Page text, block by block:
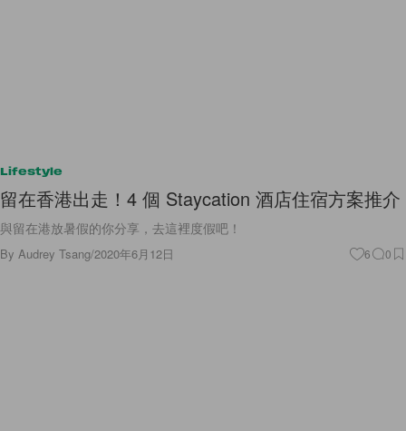
Lifestyle
留在香港出走！4 個 Staycation 酒店住宿方案推介
與留在港放暑假的你分享，去這裡度假吧！
By Audrey Tsang/2020年6月12日 6 0